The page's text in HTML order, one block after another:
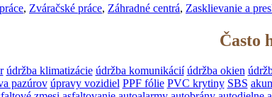
, Zváračské práce, Záhradné centrá, Zasklievanie a
Často
údržba klimatizácie údržba komunikácií údržba okien
pazúrov úpravy vozidiel PPF fólie PVC krytiny SBS